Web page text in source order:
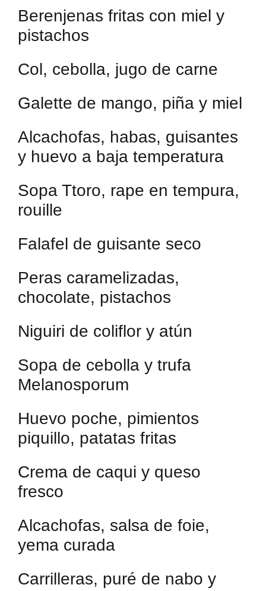
Berenjenas fritas con miel y
pistachos
Col, cebolla, jugo de carne
Galette de mango, piña y miel
Alcachofas, habas, guisantes
y huevo a baja temperatura
Sopa Ttoro, rape en tempura,
rouille
Falafel de guisante seco
Peras caramelizadas,
chocolate, pistachos
Niguiri de coliflor y atún
Sopa de cebolla y trufa
Melanosporum
Huevo poche, pimientos
piquillo, patatas fritas
Crema de caqui y queso
fresco
Alcachofas, salsa de foie,
yema curada
Carrilleras, puré de nabo y